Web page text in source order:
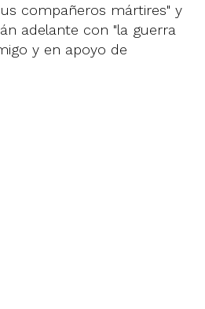
compañeros mártires" y
adelante con "la guerra
y en apoyo de